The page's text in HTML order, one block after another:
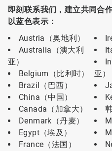
即刻联系我们，建立共同合
以蓝色表示：
Austria（奥地利）
Australia（澳大利
亚）
Belgium（比利时）
Brazil（巴西）
China（中国）
Canada（加拿大）
Denmark（丹麦）
Egypt（埃及）
France（法国）
亚）